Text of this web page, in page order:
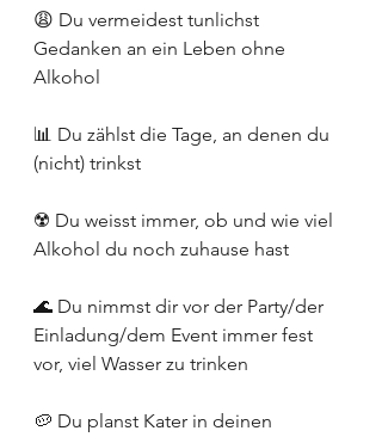
😩 Du vermeidest tunlichst
Gedanken an ein Leben ohne
Alkohol
📊 Du zählst die Tage, an denen du
(nicht) trinkst
☢️ Du weisst immer, ob und wie viel
Alkohol du noch zuhause hast
🌊 Du nimmst dir vor der Party/der
Einladung/dem Event immer fest
vor, viel Wasser zu trinken
🥔 Du planst Kater in deinen